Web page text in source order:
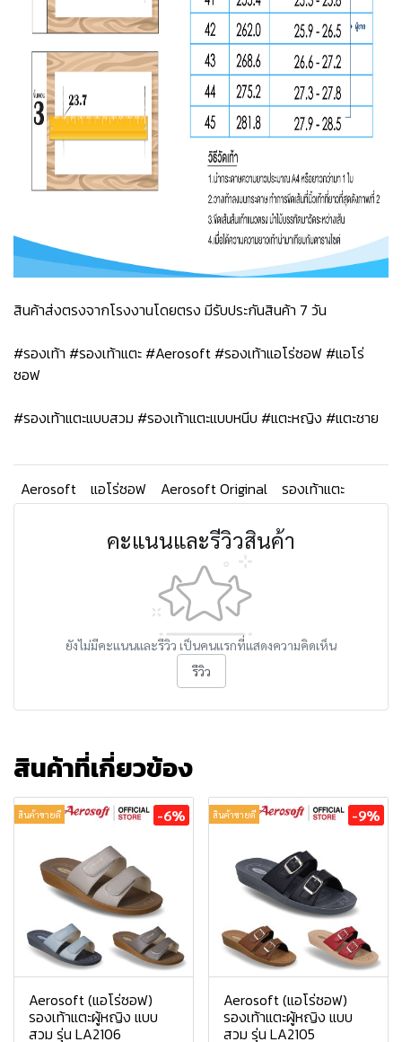
สินค้าส่งตรงจากโรงงานโดยตรง มีรับประกันสินค้า 7 วัน
#รองเท้า #รองเท้าแตะ #Aerosoft #รองเท้าแอโร่ซอฟ #แอโร่
ซอฟ
#รองเท้าแตะแบบสวม #รองเท้าแตะแบบหนีบ #แตะหญิง #แตะชาย
Aerosoft แอโร่ซอฟ Aerosoft Original รองเท้าแตะ
คะแนนและรีวิวสินค้า
ยังไม่มีคะแนนและรีวิว เป็นคนแรกที่แสดงความคิดเห็น
รีวิว
สินค้าที่เกี่ยวข้อง
สินค้าขายดี -6%
Aerosoft (แอโร่ซอฟ)
รองเท้าแตะผู้หญิง แบบ
สวม รุ่น LA2106
สินค้าขายดี -9%
Aerosoft (แอโร่ซอฟ)
รองเท้าแตะผู้หญิง แบบ
สวม รุ่น LA2105